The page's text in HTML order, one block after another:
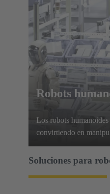
Robots
Los robots humanoides
convirtiendo en
muy capaces, que
articulación,
Soluciones para